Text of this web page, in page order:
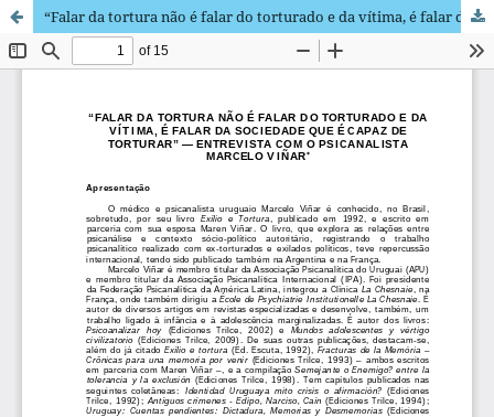
“Falar da tortura não é falar do torturado e da vítima, é falar da sociedade que é capaz de torturar” - Entrevista com o psicanalista Marcelo Viñar /“Speaking of torture is not to mention the tortured and the victim, is speaking about the society that is